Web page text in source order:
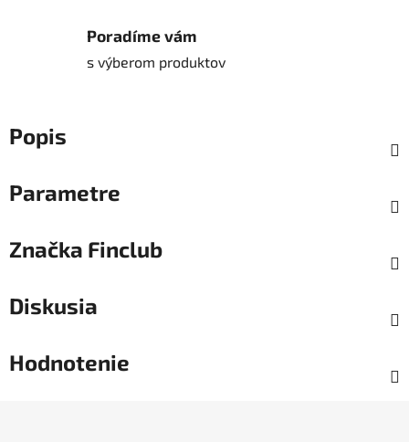
Poradíme vám
s výberom produktov
Popis
Parametre
Značka Finclub
Diskusia
Hodnotenie